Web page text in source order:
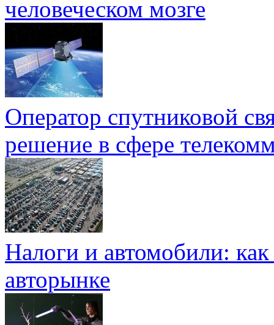
человеческом мозге
Оператор спутниковой
решение в сфере
Налоги и автомобили:
авторынке